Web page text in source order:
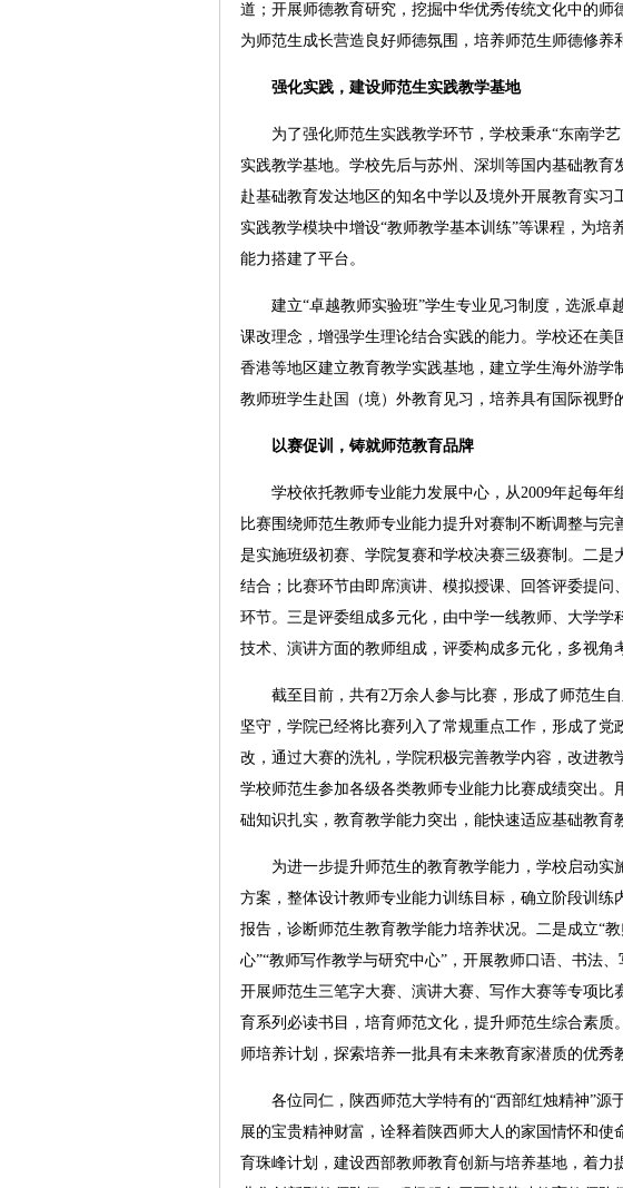
道；开展师德教育研究，挖掘中华优秀传统文化中的师
为师范生成长营造良好师德氛围，培养师范生师德修养
强化实践，建设师范生实践教学基地
为了强化师范生实践教学环节，学校秉承“东南学艺
实践教学基地。学校先后与苏州、深圳等国内基础教
赴基础教育发达地区的知名中学以及境外开展教育实
实践教学模块中增设“教师教学基本训练”等课程，为
能力搭建了平台。
建立“卓越教师实验班”学生专业见习制度，选派卓
课改理念，增强学生理论结合实践的能力。学校还在美
香港等地区建立教育教学实践基地，建立学生海外游学
教师班学生赴国（境）外教育见习，培养具有国际视野
以赛促训，铸就师范教育品牌
学校依托教师专业能力发展中心，从2009年起每年
比赛围绕师范生教师专业能力提升对赛制不断调整与
是实施班级初赛、学院复赛和学校决赛三级赛制。二是
结合；比赛环节由即席演讲、模拟授课、回答评委提
环节。三是评委组成多元化，由中学一线教师、大学
技术、演讲方面的教师组成，评委构成多元化，多视角
截至目前，共有2万余人参与比赛，形成了师范生自
坚守，学院已经将比赛列入了常规重点工作，形成了
改，通过大赛的洗礼，学院积极完善教学内容，改进教
学校师范生参加各级各类教师专业能力比赛成绩突出
础知识扎实，教育教学能力突出，能快速适应基础教育
为进一步提升师范生的教育教学能力，学校启动实
方案，整体设计教师专业能力训练目标，确立阶段训
报告，诊断师范生教育教学能力培养状况。二是成立“
心”“教师写作教学与研究中心”，开展教师口语、书法
开展师范生三笔字大赛、演讲大赛、写作大赛等专项
育系列必读书目，培育师范文化，提升师范生综合素
师培养计划，探索培养一批具有未来教育家潜质的优秀
各位同仁，陕西师范大学特有的“西部红烛精神”源
展的宝贵精神财富，诠释着陕西师大人的家国情怀和
育珠峰计划，建设西部教师教育创新与培养基地，着